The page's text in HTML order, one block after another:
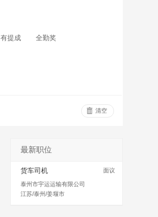
有提成 全勤奖
清空
最新职位
货车司机
面议
泰州市宇运运输有限公司
江苏/泰州/姜堰市